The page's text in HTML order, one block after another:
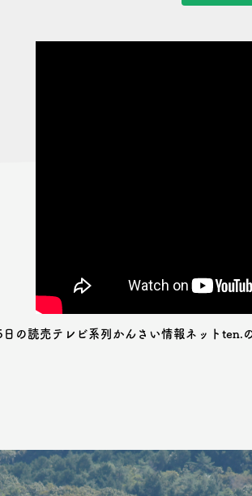
の読売テレビ系列かんさい情報ネットten.